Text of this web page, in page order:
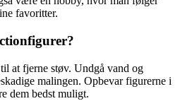
favoritter.
at fjerne støv. Undgå vand og
malingen. Opbevar figurerne i
dem bedst muligt.